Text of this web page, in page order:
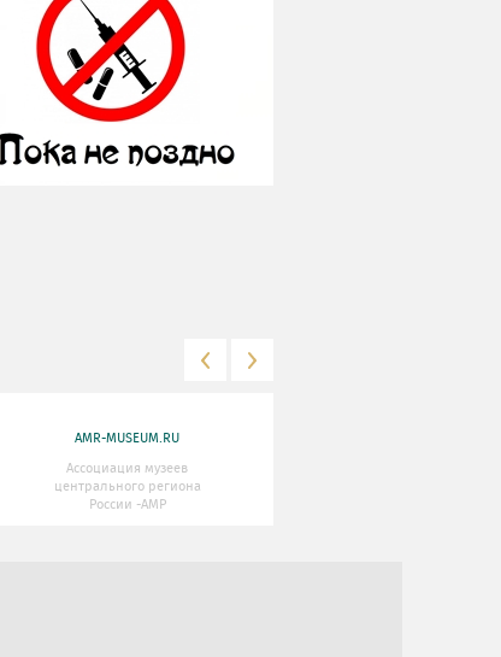
AMR-MUSEUM.RU
Ассоциация музеев
центрального региона
России -АМР